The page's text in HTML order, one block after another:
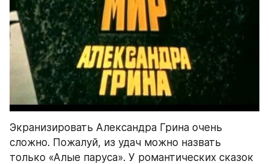
Экранизировать Александра Грина очень
сложно. Пожалуй, из удач можно назвать
только «Алые паруса». У романтических сказок